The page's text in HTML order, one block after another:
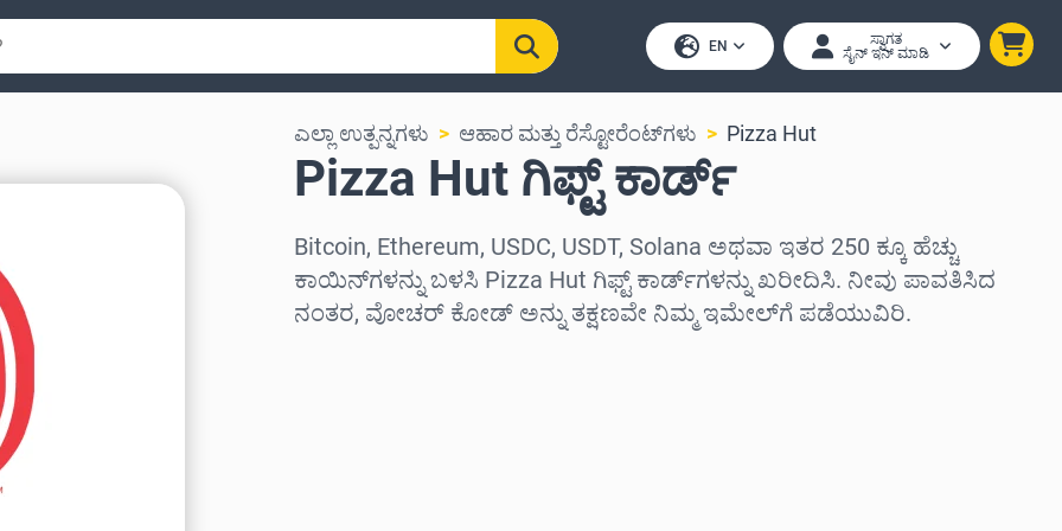
EN
ಸ್ವಾಗತ
ಸೈನ್ ಇನ್ ಮಾಡಿ
ಎಲ್ಲಾ ಉತ್ಪನ್ನಗಳು ಆಹಾರ ಮತ್ತು ರೆಸ್ಟೋರೆಂಟ್‌ಗಳು Pizza Hut
Pizza Hut ಗಿಫ್ಟ್ ಕಾರ್ಡ್
Bitcoin, Ethereum, USDC, USDT, Solana ಅಥವಾ ಇತರ 250 ಕ್ಕೂ ಹೆಚ್ಚು
ಕಾಯಿನ್‌ಗಳನ್ನು ಬಳಸಿ Pizza Hut ಗಿಫ್ಟ್ ಕಾರ್ಡ್‌ಗಳನ್ನು ಖರೀದಿಸಿ. ನೀವು ಪಾವತಿಸಿದ
ನಂತರ, ವೋಚರ್ ಕೋಡ್ ಅನ್ನು ತಕ್ಷಣವೇ ನಿಮ್ಮ ಇಮೇಲ್‌ಗೆ ಪಡೆಯುವಿರಿ.